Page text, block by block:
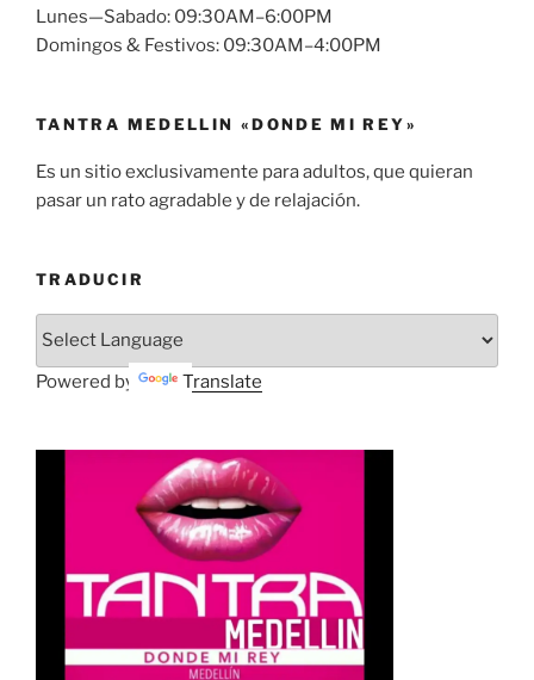
Lunes—Sabado: 09:30AM–6:00PM
Domingos & Festivos: 09:30AM–4:00PM
TANTRA MEDELLIN «DONDE MI REY»
Es un sitio exclusivamente para adultos, que quieran
pasar un rato agradable y de relajación.
TRADUCIR
Powered by Translate